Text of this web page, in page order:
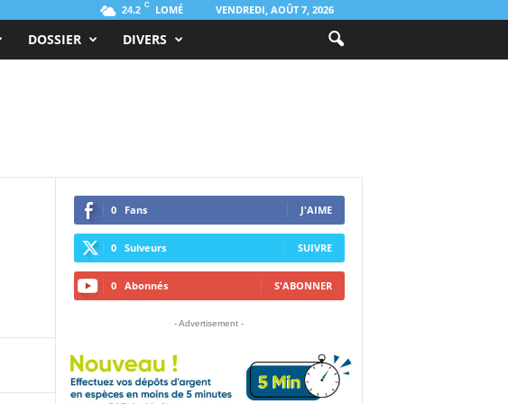
24.2 C LOMÉ VENDREDI, AOÛT 7, 2026
DOSSIER DIVERS
0 Fans J'AIME
0 Suiveurs SUIVRE
0 Abonnés S'ABONNER
- Advertisement -